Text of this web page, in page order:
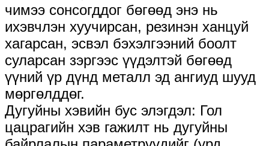
чимээ сонсогддог бөгөөд энэ нь
ихэвчлэн хуучирсан, резинэн ханцуй
хагарсан, эсвэл бэхэлгээний боолт
суларсан зэргээс үүдэлтэй бөгөөд
үүний үр дүнд металл эд ангиуд шууд
мөргөлддөг.
Дугуйны хэвийн бус элэгдэл: Гол
цацрагийн хэв гажилт нь дугуйны